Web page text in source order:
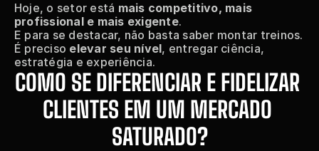
Hoje, o setor está mais competitivo, mais
profissional e mais exigente.
E para se destacar, não basta saber montar treinos.
É preciso elevar seu nível, entregar ciência,
estratégia e experiência.
COMO SE DIFERENCIAR E FIDELIZAR
CLIENTES EM UM MERCADO
SATURADO?